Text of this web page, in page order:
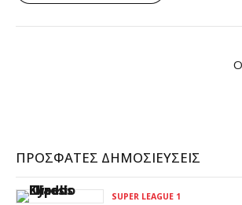
ΠΡΌΣΦΑΤΕΣ ΔΗΜΟΣΙΕΎΣΕΙΣ
SUPER LEAGUE 1